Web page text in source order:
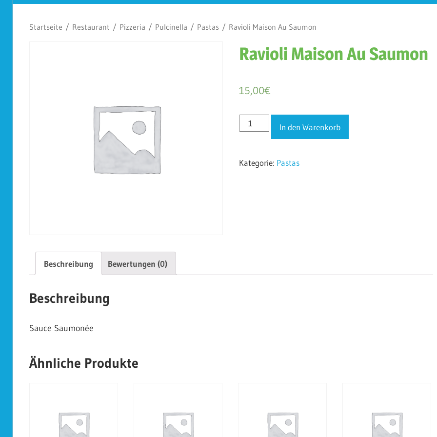
Koplescht
Startseite / Restaurant / Pizzeria / Pulcinella / Pastas/ Ravioli Maison Au Saumon
Ravioli Maison Au Saumon
15,00€
Ravioli
Saumon
In den Warenkorb
Kategorie: Pastas
Beschreibung Bewertungen (0)
Beschreibung
Sauce Saumonée
Ähnliche Produkte